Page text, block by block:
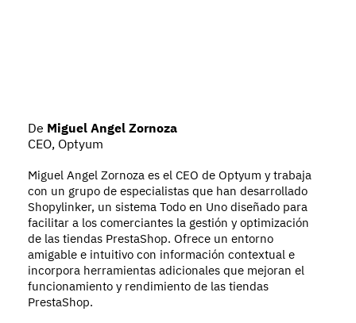
De Miguel Angel Zornoza
CEO, Optyum
Miguel Angel Zornoza es el CEO de Optyum y trabaja
con un grupo de especialistas que han desarrollado
Shopylinker, un sistema Todo en Uno diseñado para
facilitar a los comerciantes la gestión y optimización
de las tiendas PrestaShop. Ofrece un entorno
amigable e intuitivo con información contextual e
incorpora herramientas adicionales que mejoran el
funcionamiento y rendimiento de las tiendas
PrestaShop.